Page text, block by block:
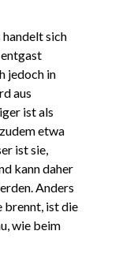
sich
jedoch in
aus
ist als
etwa
ist sie,
kann daher
Anders
brennt, ist die
wie beim